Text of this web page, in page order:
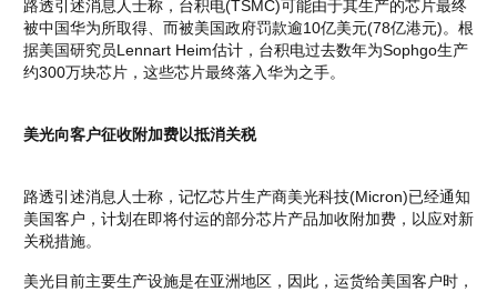
路透引述消息人士称，台积电(TSMC)可能由于其生产的芯片最终
被中国华为所取得、而被美国政府罚款逾10亿美元(78亿港元)。根
据美国研究员Lennart Heim估计，台积电过去数年为Sophgo生产
约300万块芯片，这些芯片最终落入华为之手。
美光向客户征收附加费以抵消关税
路透引述消息人士称，记忆芯片生产商美光科技(Micron)已经通知
美国客户，计划在即将付运的部分芯片产品加收附加费，以应对新
关税措施。
美光目前主要生产设施是在亚洲地区，因此，运货给美国客户时，